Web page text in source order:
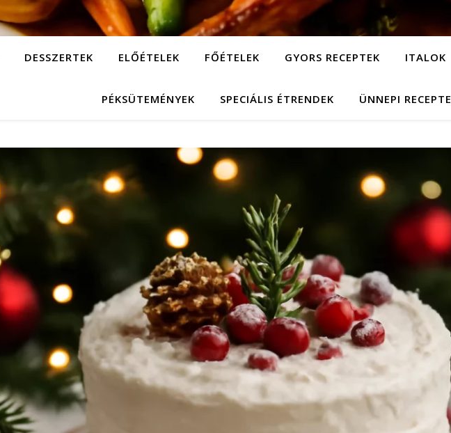
DESSZERTEK ELŐÉTELEK FŐÉTELEK GYORS RECEPTEK ITALOK
PÉKSÜTEMÉNYEK SPECIÁLIS ÉTRENDEK ÜNNEPI